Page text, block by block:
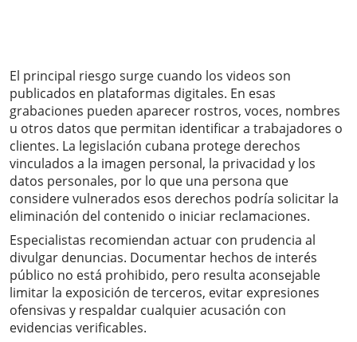
El principal riesgo surge cuando los videos son
publicados en plataformas digitales. En esas
grabaciones pueden aparecer rostros, voces, nombres
u otros datos que permitan identificar a trabajadores o
clientes. La legislación cubana protege derechos
vinculados a la imagen personal, la privacidad y los
datos personales, por lo que una persona que
considere vulnerados esos derechos podría solicitar la
eliminación del contenido o iniciar reclamaciones.
Especialistas recomiendan actuar con prudencia al
divulgar denuncias. Documentar hechos de interés
público no está prohibido, pero resulta aconsejable
limitar la exposición de terceros, evitar expresiones
ofensivas y respaldar cualquier acusación con
evidencias verificables.